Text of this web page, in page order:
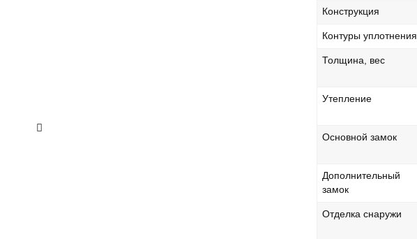
основе
пользователя
Конструкция
Контуры уплотнения
Толщина, вес
Утепление
Основной замок
Дополнительный
замок
Отделка снаружи